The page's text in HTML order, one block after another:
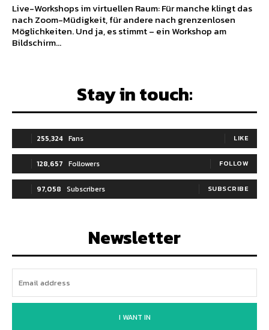
Live-Workshops im virtuellen Raum: Für manche klingt das
nach Zoom-Müdigkeit, für andere nach grenzenlosen
Möglichkeiten. Und ja, es stimmt – ein Workshop am
Bildschirm...
Stay in touch:
255,324 Fans LIKE
128,657 Followers FOLLOW
97,058 Subscribers SUBSCRIBE
Newsletter
I WANT IN